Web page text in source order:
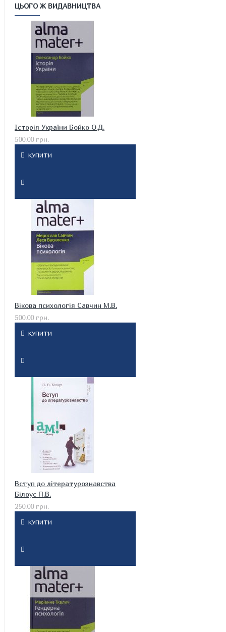
ЦЬОГО Ж ВИДАВНИЦТВА
Історія України Бойко О.Д.
500.00 грн.
КУПИТИ
Вікова психологія Савчин М.В.
500.00 грн.
КУПИТИ
Вступ до літературознавства
Білоус П.В.
250.00 грн.
КУПИТИ